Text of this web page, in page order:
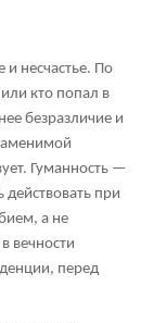
и несчастье. По
кто попал в
безразличие и
Гуманность —
при
а не
вечности
перед